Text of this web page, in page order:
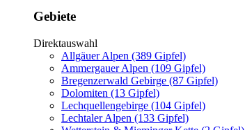
Gebiete
Direktauswahl
Allgäuer Alpen (389 Gipfel)
Ammergauer Alpen (109 Gipfel)
Bregenzerwald Gebirge (87 Gipfel)
Dolomiten (13 Gipfel)
Lechquellengebirge (104 Gipfel)
Lechtaler Alpen (133 Gipfel)